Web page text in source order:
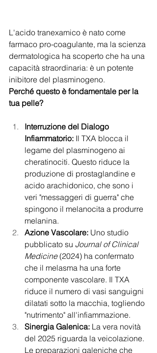
L'acido tranexamico è nato come
farmaco pro-coagulante, ma la scienza
dermatologica ha scoperto che ha una
capacità straordinaria: è un potente
inibitore del plasminogeno.
Perché questo è fondamentale per la
tua pelle?
Interruzione del Dialogo
Infiammatorio: Il TXA blocca il
legame del plasminogeno ai
cheratinociti. Questo riduce la
produzione di prostaglandine e
acido arachidonico, che sono i
veri "messaggeri di guerra" che
spingono il melanocita a produrre
melanina.
Azione Vascolare: Uno studio
pubblicato su Journal of Clinical
Medicine (2024) ha confermato
che il melasma ha una forte
componente vascolare. Il TXA
riduce il numero di vasi sanguigni
dilatati sotto la macchia, togliendo
"nutrimento" all'infiammazione.
Sinergia Galenica: La vera novità
del 2025 riguarda la veicolazione.
Le preparazioni galeniche che